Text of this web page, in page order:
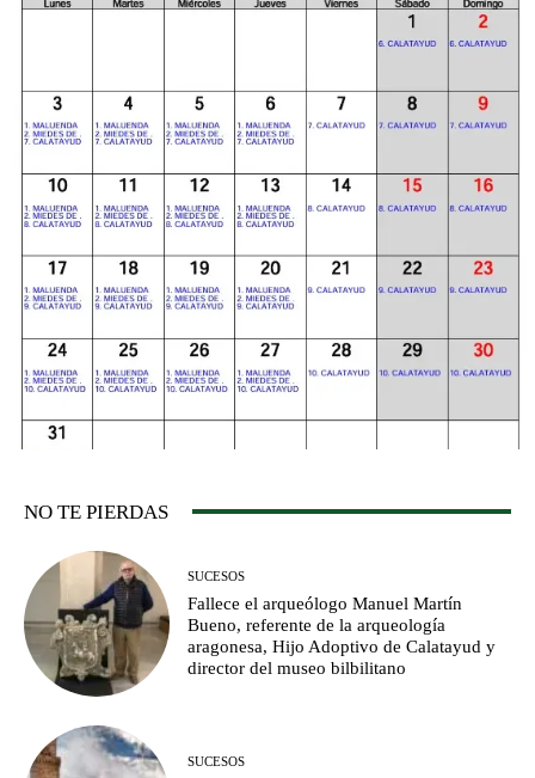
NO TE PIERDAS
SUCESOS
Fallece el arqueólogo Manuel Martín
Bueno, referente de la arqueología
aragonesa, Hijo Adoptivo de Calatayud y
director del museo bilbilitano
SUCESOS